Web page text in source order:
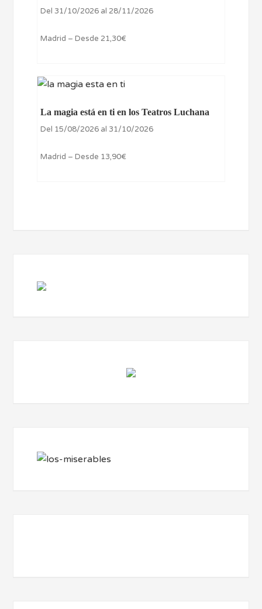
Del 31/10/2026 al 28/11/2026
Madrid – Desde 21,30€
La magia está en ti en los Teatros Luchana
Del 15/08/2026 al 31/10/2026
Madrid – Desde 13,90€